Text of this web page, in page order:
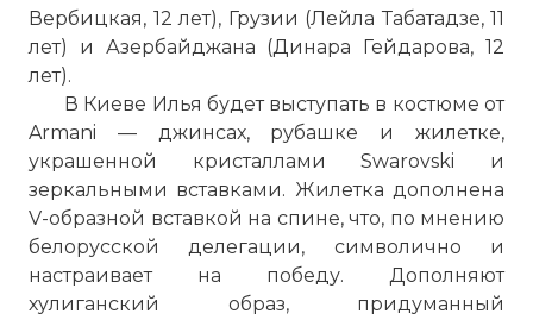
Вербицкая, 12 лет), Грузии (Лейла Табатадзе, 11
лет) и Азербайджана (Динара Гейдарова, 12
лет).
В Киеве Илья будет выступать в костюме от
Armani — джинсах, рубашке и жилетке,
украшенной кристаллами Swarovski и
зеркальными вставками. Жилетка дополнена
V-образной вставкой на спине, что, по мнению
белорусской делегации, символично и
настраивает на победу. Дополняют
хулиганский образ, придуманный